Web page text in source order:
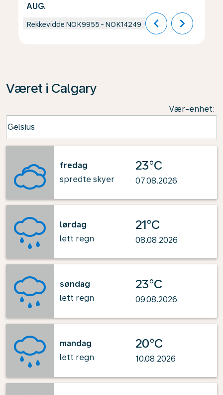
AUG.
Rekkevidde NOK9955 - NOK14249 chevron_left chevron_right
Været i Calgary
Vær-enhet:
Celsius
keyboard_arrow_down
fredag
spredte skyer
23°C
07.08.2026
lørdag
lett regn
21°C
08.08.2026
søndag
lett regn
23°C
09.08.2026
mandag
lett regn
20°C
10.08.2026